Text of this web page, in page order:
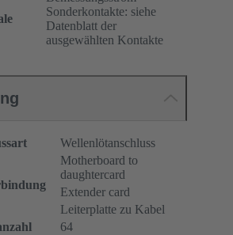
Sonderkontakte: siehe
Datenblatt der
ausgewählten Kontakte
Wellenlötanschluss
Motherboard to
daughtercard
Extender card
Leiterplatte zu Kabel
64